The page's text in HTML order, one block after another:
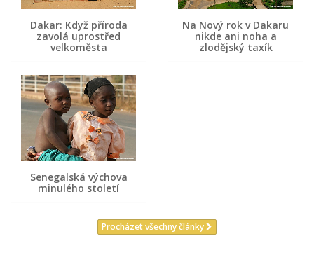
Dakar: Když příroda
zavolá uprostřed
velkoměsta
Na Nový rok v Dakaru
nikde ani noha a
zlodějský taxík
Senegalská výchova
minulého století
Procházet všechny články